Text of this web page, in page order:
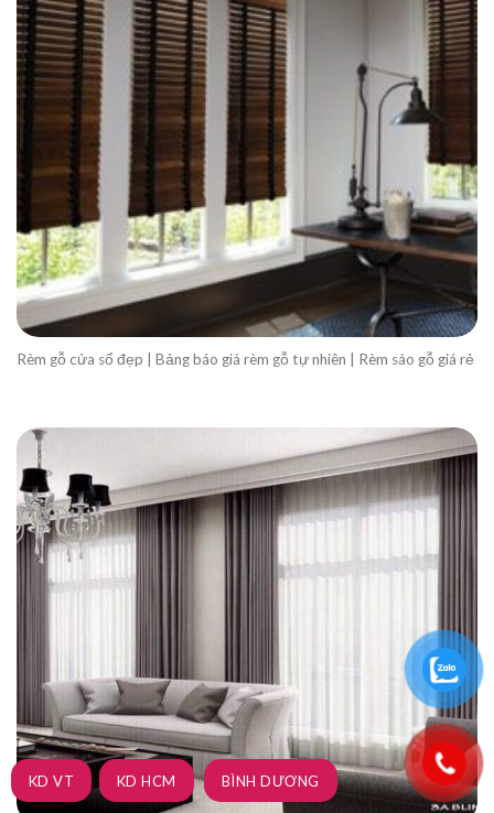
Rèm gỗ cửa sổ đẹp | Bảng báo giá rèm gỗ tự nhiên | Rèm sáo gỗ giá rẻ
KD VT KD HCM BÌNH DƯƠNG